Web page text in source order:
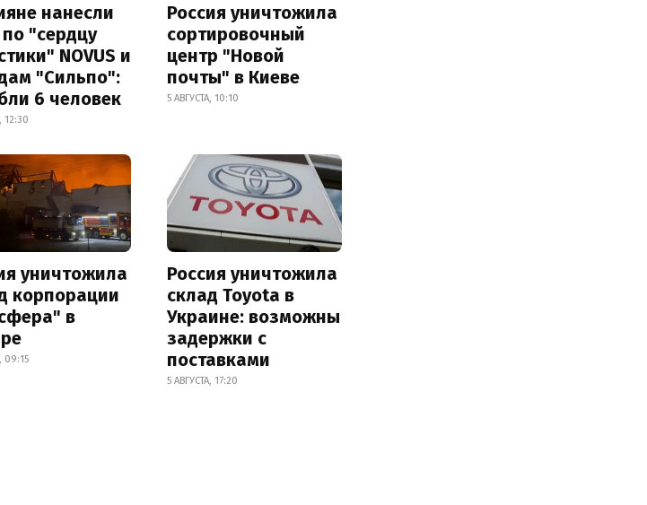
нанесли
"сердцу
NOVUS и
"Сильпо":
6 человек
12:30
Россия уничтожила
сортировочный
центр "Новой
почты" в Киеве
5 АВГУСТА, 10:10
уничтожила
корпорации
в
09:15
Россия уничтожила
склад Toyota в
Украине: возможны
задержки с
поставками
5 АВГУСТА, 17:20